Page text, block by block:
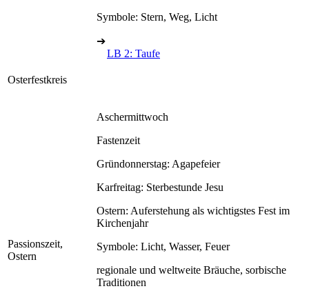
Symbole: Stern, Weg, Licht
➔
LB 2: Taufe
Osterfestkreis
Passionszeit,
Ostern
Aschermittwoch
Fastenzeit
Gründonnerstag: Agapefeier
Karfreitag: Sterbestunde Jesu
Ostern: Auferstehung als wichtigstes Fest im
Kirchenjahr
Symbole: Licht, Wasser, Feuer
regionale und weltweite Bräuche, sorbische
Traditionen